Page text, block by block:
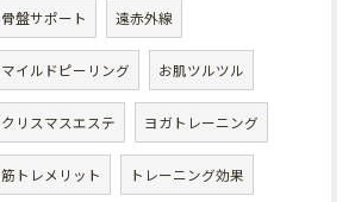
骨盤サポート 遠赤外線
マイルドピーリング お肌ツルツル
クリスマスエステ ヨガトレーニング
筋トレメリット トレーニング効果